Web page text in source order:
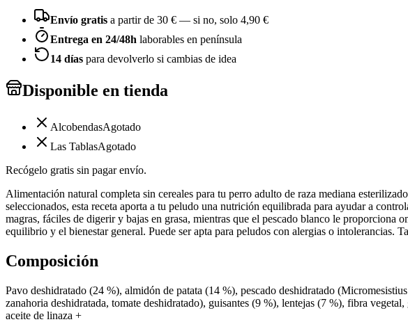
Envío gratis a partir de 30 € — si no, solo 4,90 €
Entrega en 24/48h laborables en península
14 días para devolverlo si cambias de idea
Disponible en tienda
AlcobendasAgotado
Las TablasAgotado
Recógelo gratis sin pagar envío.
Alimentación natural completa sin cereales para tu perro adulto de raza mediana
seleccionados, esta receta aporta a tu peludo una nutrición equilibrada para ayudar a
magras, fáciles de digerir y bajas en grasa, mientras que el pescado blanco le
equilibrio y el bienestar general. Puede ser apta para peludos con alergias o intolerancias.
Composición
Pavo deshidratado (24 %), almidón de patata (14 %), pescado deshidratado
zanahoria deshidratada, tomate deshidratado), guisantes (9 %), lentejas (7 %), fibra
aceite de linaza +